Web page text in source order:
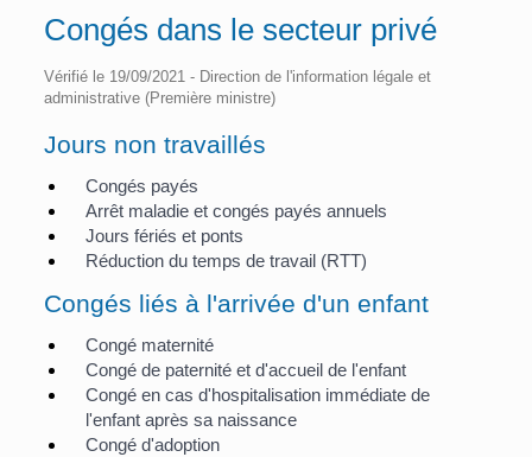
Congés dans le secteur privé
Vérifié le 19/09/2021 - Direction de l'information légale et
administrative (Première ministre)
Jours non travaillés
Congés payés
Arrêt maladie et congés payés annuels
Jours fériés et ponts
Réduction du temps de travail (RTT)
Congés liés à l'arrivée d'un enfant
Congé maternité
Congé de paternité et d'accueil de l'enfant
Congé en cas d'hospitalisation immédiate de
l'enfant après sa naissance
Congé d'adoption